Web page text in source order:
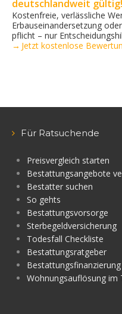
deutschlandweit gültig!
Kostenfreie, verlässliche
Erbauseinandersetzung
pflicht – nur
→ Jetzt kostenlose
Für Ratsuchende
Preisvergleich starten
Bestattungsangebote
Bestatter suchen
So gehts
Bestattungsvorsorge
Sterbegeldversicherung
Todesfall Checkliste
Bestattungsratgeber
Bestattungsfinanzierung
Wohnungsauflösung im